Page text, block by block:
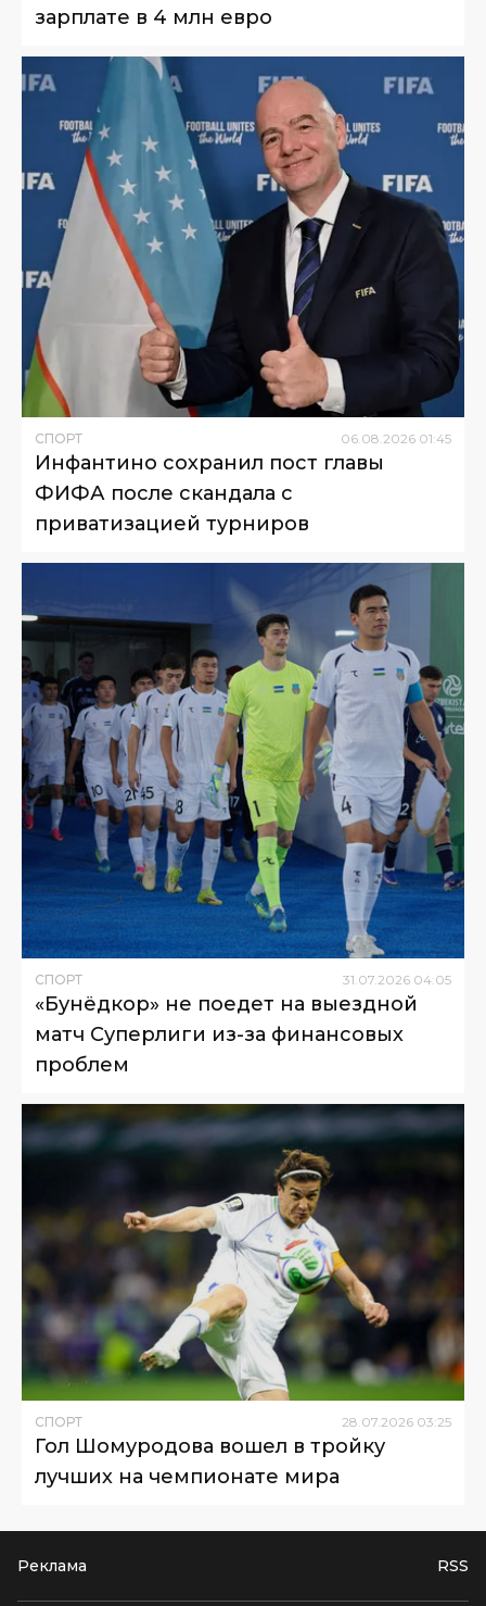
зарплате в 4 млн евро
СПОРТ 06.08.2026 01:45
Инфантино сохранил пост главы
ФИФА после скандала с
приватизацией турниров
СПОРТ 31.07.2026 04:05
«Бунёдкор» не поедет на выездной
матч Суперлиги из-за финансовых
проблем
СПОРТ 28 07 2026 03:25
Гол Шомуродова вошел в тройку
лучших на чемпионате мира
Реклама RSS